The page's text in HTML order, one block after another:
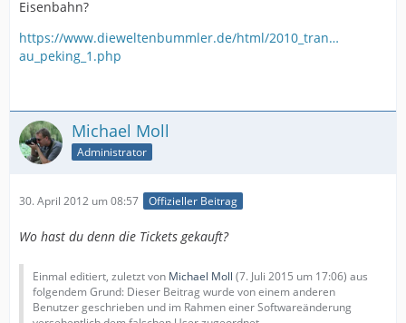
Eisenbahn?
https://www.dieweltenbummler.de/html/2010_tran…
au_peking_1.php
Michael Moll
Administrator
30. April 2012 um 08:57 Offizieller Beitrag
Wo hast du denn die Tickets gekauft?
Einmal editiert, zuletzt von Michael Moll (7. Juli 2015 um 17:06) aus
folgendem Grund: Dieser Beitrag wurde von einem anderen
Benutzer geschrieben und im Rahmen einer Softwareänderung